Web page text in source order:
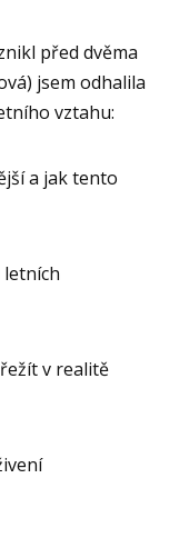
před dvěma
jsem odhalila
vztahu:
a jak tento
letních
v realitě